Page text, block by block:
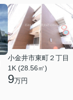
小金井市東町２丁目
1K (28.56㎡)
9万円